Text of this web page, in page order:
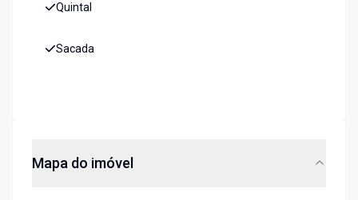
Quintal
Sacada
Mapa do imóvel